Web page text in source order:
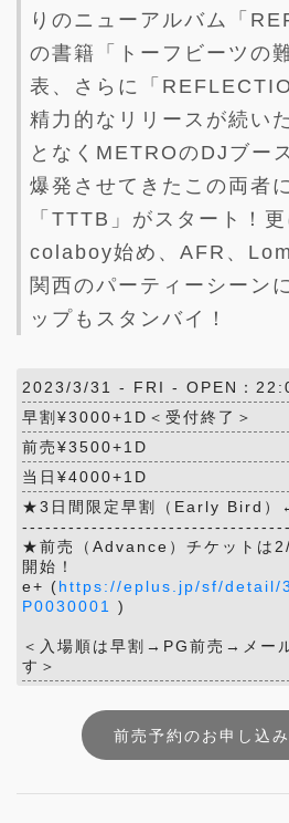
りのニューアルバム「
の書籍「トーフビーツの
表、さらに「
精力的なリリースが続い
となくMETROのDJブー
爆発させてきたこの両者
「TTTB」がスタート！
colaboy始め、AFR、
関西のパーティーシーン
ップもスタンバイ！
2023/3/31 - FRI - OPEN：
早割¥3000+1D＜受付終了＞
前売¥3500+1D
当日¥4000+1D
★3日間限定早割（Early Bird）
★前売（Advance）チケットは
開始！
e+ (https://eplus.jp/sf/detail/
P0030001 )
＜入場順は早割→PG前売→メー
す＞
前売予約のお申し込